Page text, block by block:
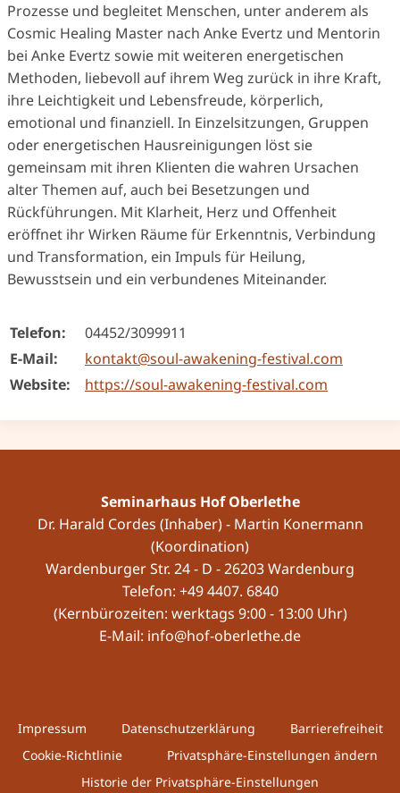
Prozesse und begleitet Menschen, unter anderem als
Cosmic Healing Master nach Anke Evertz und Mentorin
bei Anke Evertz sowie mit weiteren energetischen
Methoden, liebevoll auf ihrem Weg zurück in ihre Kraft,
ihre Leichtigkeit und Lebensfreude, körperlich,
emotional und finanziell. In Einzelsitzungen, Gruppen
oder energetischen Hausreinigungen löst sie
gemeinsam mit ihren Klienten die wahren Ursachen
alter Themen auf, auch bei Besetzungen und
Rückführungen. Mit Klarheit, Herz und Offenheit
eröffnet ihr Wirken Räume für Erkenntnis, Verbindung
und Transformation, ein Impuls für Heilung,
Bewusstsein und ein verbundenes Miteinander.
Telefon:
04452/3099911
E-Mail:
kontakt@soul-awakening-festival.com
Website:
https://soul-awakening-festival.com
Seminarhaus Hof Oberlethe
Dr. Harald Cordes (Inhaber) - Martin Konermann
(Koordination)
Wardenburger Str. 24 - D - 26203 Wardenburg
Telefon: +49 4407. 6840
(Kernbürozeiten: werktags 9:00 - 13:00 Uhr)
E-Mail: info@hof-oberlethe.de
Impressum Datenschutzerklärung
Barrierefreiheit
Cookie-Richtlinie
Privatsphäre-Einstellungen ändern
Historie der Privatsphäre-Einstellungen